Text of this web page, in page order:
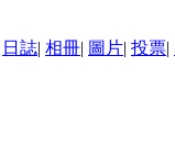
日誌| 相冊| 圖片| 投票|